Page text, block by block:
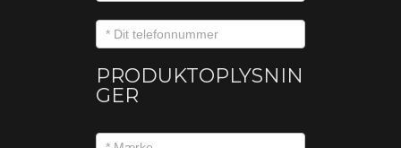
PRODUKTOPLYSNIN
GER